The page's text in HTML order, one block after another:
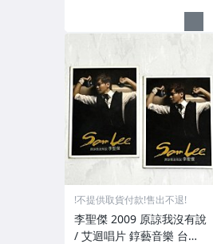
!不提供取貨付款!售出不退!
李聖傑 2009 原諒我沒有說
/ 艾迴唱片 錞藝音樂 台灣